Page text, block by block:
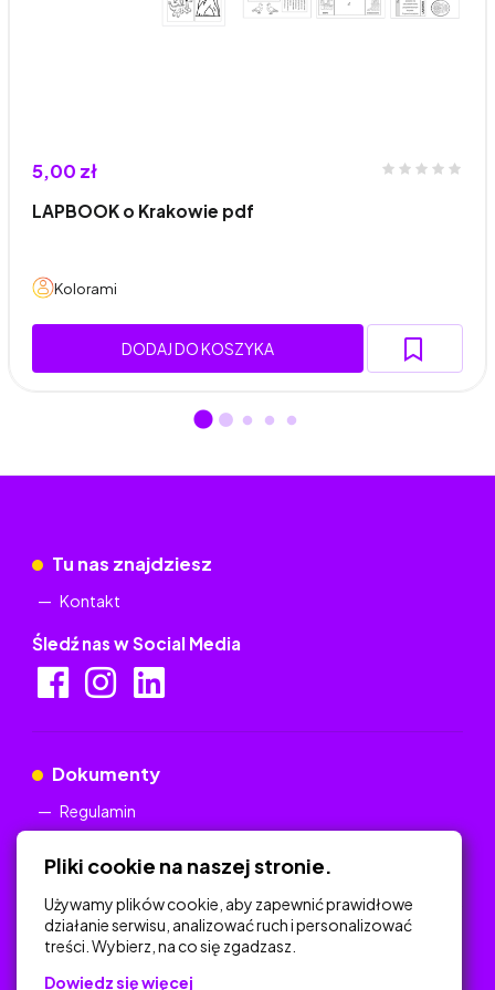
5,00 zł
LAPBOOK o Krakowie pdf
Kolorami
DODAJ DO KOSZYKA
Tu nas znajdziesz
Kontakt
Śledź nas w Social Media
Dokumenty
Regulamin
Na skróty
Polityka Prywatności
Pliki cookie na naszej stronie.
Używamy plików cookie, aby zapewnić prawidłowe
działanie serwisu, analizować ruch i personalizować
treści. Wybierz, na co się zgadzasz.
Dowiedz się więcej